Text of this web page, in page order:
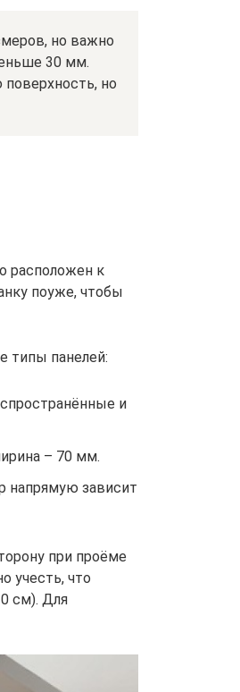
но важно
30 мм.
но
расположен к
поуже, чтобы
типы панелей:
и
– 70 мм.
напрямую зависит
при проёме
учесть, что
см). Для